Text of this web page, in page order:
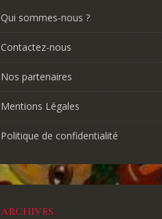
Qui sommes-nous ?
Contactez-nous
Nos partenaires
Mentions Légales
Politique de confidentialité
ARCHIVES